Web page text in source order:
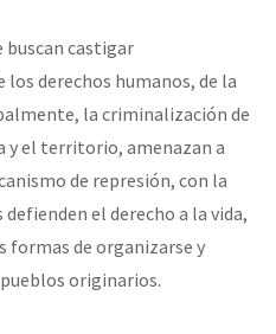
buscan castigar
derechos humanos, de la
la criminalización de
y el territorio, amenazan a
de represión, con la
el derecho a la vida,
formas de organizarse y
originarios.